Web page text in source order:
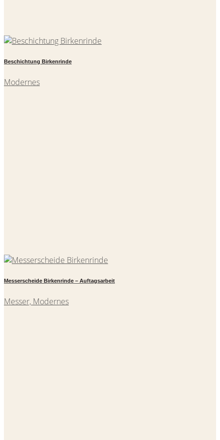
Beschichtung Birkenrinde
Modernes
Messerscheide Birkenrinde – Auftagsarbeit
Messer, Modernes